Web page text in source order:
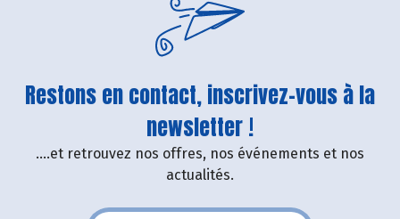
Restons en contact, inscrivez-vous à la
newsletter !
....et retrouvez nos offres, nos événements et nos
actualités.